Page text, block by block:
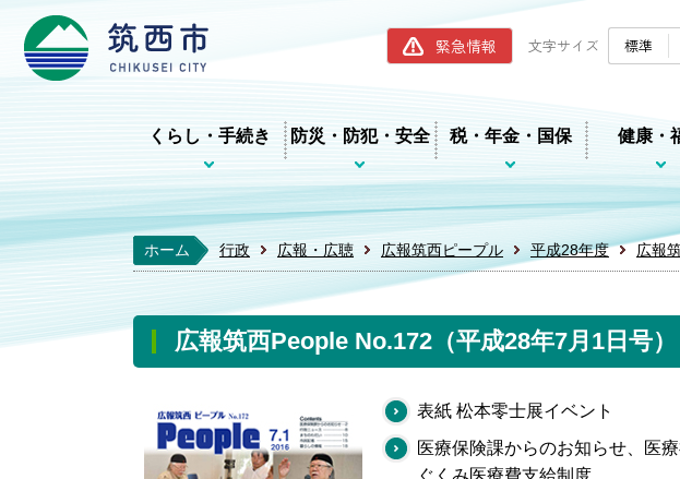
筑西市ホームページ
緊急情報 文字サイズ 標準
くらし・手続き 防災・防犯・安全 税・年金・国保 健康・
ホーム 行政 広報・広聴 広報筑西ピープル 平成28年度 広報
広報筑西People No.172（平成28年7月1日号）
表紙 松本零士展イベント
医療保険課からのお知らせ、医
ぐくみ医療費支給制度